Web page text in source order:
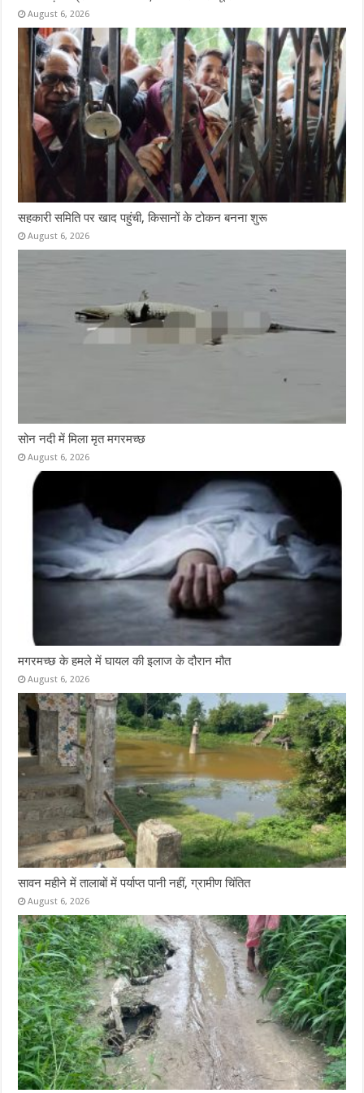
August 6, 2026
सहकारी समिति पर खाद पहुंची, किसानों के टोकन बनना शुरू
August 6, 2026
सोन नदी में मिला मृत मगरमच्छ
August 6, 2026
मगरमच्छ के हमले में घायल की इलाज के दौरान मौत
August 6, 2026
सावन महीने में तालाबों में पर्याप्त पानी नहीं, ग्रामीण चिंतित
August 6, 2026